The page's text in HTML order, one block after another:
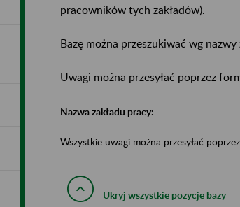
pracowników tych zakładów).
Bazę można przeszukiwać wg nazwy
Uwagi można przesyłać poprzez
Nazwa zakładu pracy:
Wszystkie uwagi można przesyłać poprzez
Ukryj wszystkie pozycje bazy